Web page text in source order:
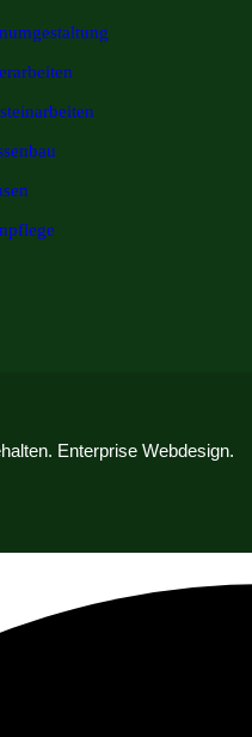
Enterprise Webdesign.